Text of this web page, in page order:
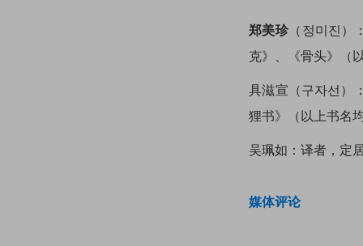
郑美珍（정미진）
克》、《骨头》（
具滋宣（구자선）
狸书》（以上书名
吴珮如：译者， 定
媒体评论